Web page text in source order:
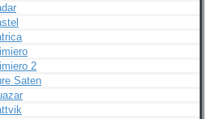
2
Saten